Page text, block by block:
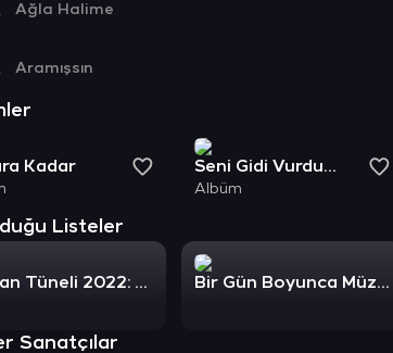
Ağla Halime
Aramışsın
Kadar Seni Gidi Vurdumduymaz
Albüm
Listeler
Zaman Tüneli 2022: Türkçe Pop Bir Gün Boyunca Müzik
Sanatçılar